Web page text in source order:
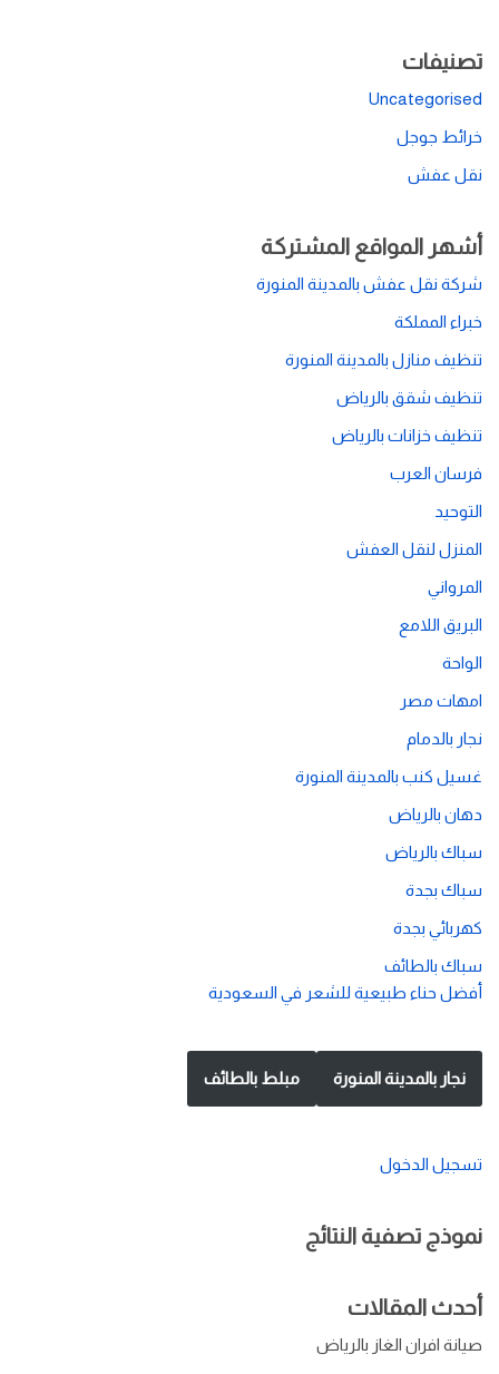
تصنيفات
Uncategorised
خرائط جوجل
نقل عفش
أشهر المواقع المشتركة
شركة نقل عفش بالمدينة المنورة
خبراء المملكة
تنظيف منازل بالمدينة المنورة
تنظيف شقق بالرياض
تنظيف خزانات بالرياض
فرسان العرب
التوحيد
المنزل لنقل العفش
المرواني
البريق اللامع
الواحة
امهات مصر
نجار بالدمام
غسيل كنب بالمدينة المنورة
دهان بالرياض
سباك بالرياض
سباك بجدة
كهربائي بجدة
سباك بالطائف
أفضل حناء طبيعية للشعر في السعودية
نجار بالمدينة المنورة مبلط بالطائف
تسجيل الدخول
نموذج تصفية النتائج
أحدث المقالات
صيانة افران الغاز بالرياض